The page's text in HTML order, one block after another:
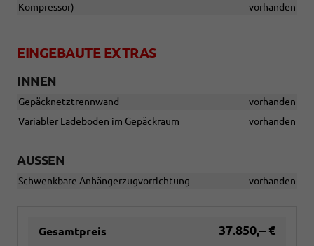
Kompressor)
vorhanden
EINGEBAUTE EXTRAS
INNEN
Gepäcknetztrennwand
vorhanden
Variabler Ladeboden im Gepäckraum
vorhanden
AUSSEN
Schwenkbare Anhängerzugvorrichtung vorhanden
Gesamtpreis 37.850,– €